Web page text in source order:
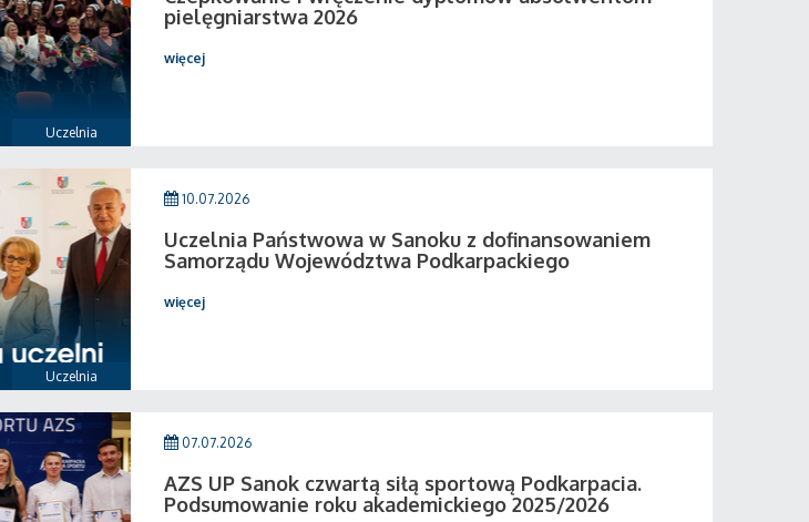
Uczelnia
pielęgniarstwa 2026
więcej
Uczelnia
10.07.2026
Uczelnia Państwowa w Sanoku z dofinansowaniem
Samorządu Województwa Podkarpackiego
więcej
07.07.2026
AZS UP Sanok czwartą siłą sportową Podkarpacia.
Podsumowanie roku akademickiego 2025/2026